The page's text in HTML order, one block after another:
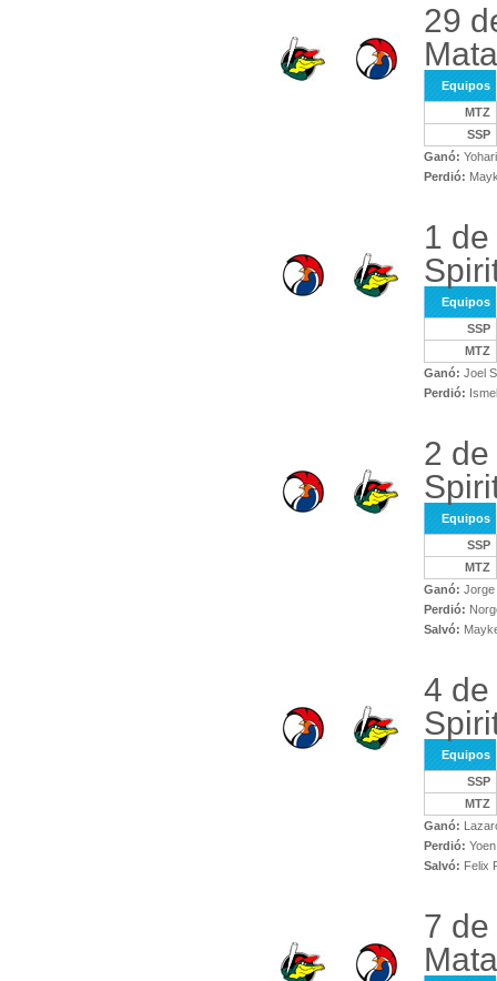
29
Equipos
MTZ
SSP
Ganó:
Perdió:
1
Equipos
SSP
MTZ
Ganó: Joel
Perdió:
2
Equipos
SSP
MTZ
Ganó: Jorge
Perdió:
Salvó:
4
Equipos
SSP
MTZ
Ganó:
Perdió:
Salvó: Felix
7